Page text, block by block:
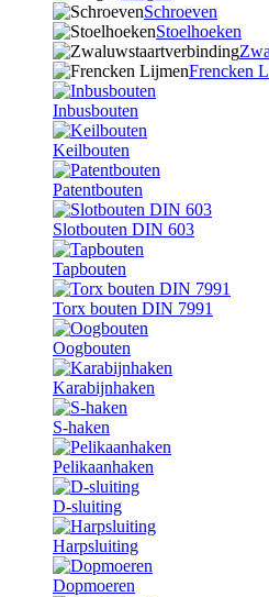
Schroeven
Stoelhoeken
Frencken
Inbusbouten
Keilbouten
Patentbouten
Slotbouten DIN 603
Tapbouten
Torx bouten DIN 7991
Oogbouten
Karabijnhaken
S-haken
Pelikaanhaken
D-sluiting
Harpsluiting
Dopmoeren